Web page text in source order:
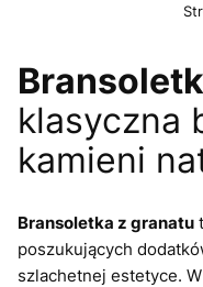
klasyczna
kamieni
Bransoletka z granatu
poszukujących
szlachetnej estetyce.